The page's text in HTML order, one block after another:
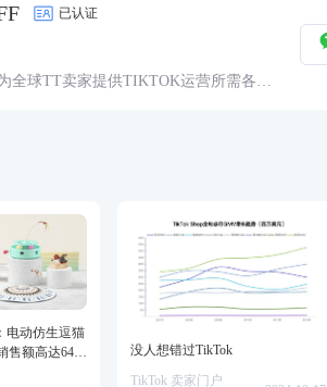
已认证
全球TT卖家提供TIKTOK运营所需各种
电动仿生逗猫
售额高达64万
没人想错过TikTok
TikTok 卖家门户